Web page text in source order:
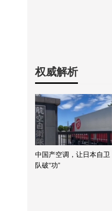
权威解析
中国产空调，让日本自卫
队破“功”